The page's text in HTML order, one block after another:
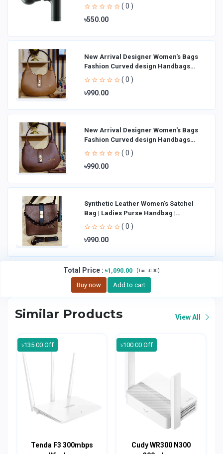
( 0 )
৳550.00
New Arrival Designer Women′s Bags
Fashion Curved design Handbags
Shoulder Bag La
( 0 )
৳990.00
New Arrival Designer Women′s Bags
Fashion Curved design Handbags
Shoulder Bag La
( 0 )
৳990.00
Synthetic Leather Women's Satchel
Bag | Ladies Purse Handbag |
Handheld Bag | Sl
( 0 )
৳990.00
Total Price : ৳1,090.00 (Tax : ৳0.00)
Buy now Add to cart
Similar Products View All
৳135.00 Off
Tenda F3 300mbps
৳100.00 Off
Cudy WR300 N300